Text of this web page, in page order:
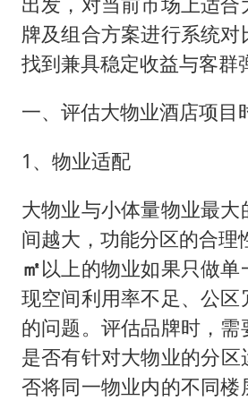
牌及组合方案进行系统对
找到兼具稳定收益与客群
一、评估大物业酒店项目
1、物业适配
大物业与小体量物业最大
间越大，功能分区的合理
㎡以上的物业如果只做单
现空间利用率不足、公区
的问题。评估品牌时，需
是否有针对大物业的分
否将同一物业内的不同楼